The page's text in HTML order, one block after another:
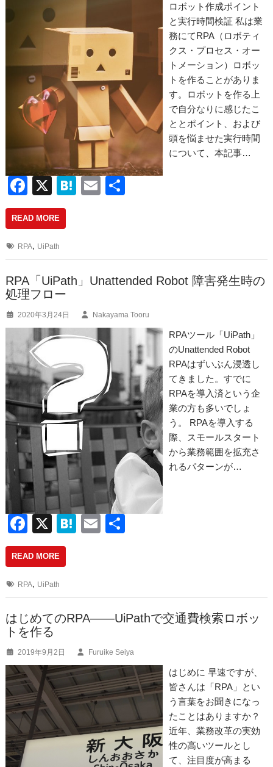
ロボット作成ポイント
と実行時間検証 私は業
務にてRPA（ロボティ
クス・プロセス・オー
トメーション）ロボッ
トを作ることがありま
す。ロボットを作る上
で自分なりに感じたこ
ととポイント、および
頭を悩ませた実行時間
について、本記事…
F
a
c
e
b
o
o
k
X
H
a
E
READ MORE
RPA, UiPath
RPA「UiPath」Unattended Robot 障害発生時の
処理フロー
2020年3月24日 Nakayama Tooru
RPAツール「UiPath」
のUnattended Robot
RPAはずいぶん浸透し
てきました。すでに
RPAを導入済という企
業の方も多いでしょ
う。 RPAを導入する
際、スモールスタート
から業務範囲を拡充さ
れるパターンが…
F
a
c
e
b
o
o
k
X
H
a
E
READ MORE
RPA, UiPath
はじめてのRPA――UiPathで交通費検索ロボッ
トを作る
2019年9月2日 Furuike Seiya
はじめに 早速ですが、
皆さんは「RPA」とい
う言葉をお聞きになっ
たことはありますか？
近年、業務改革の実効
性の高いツールとし
て、注目度が高まる